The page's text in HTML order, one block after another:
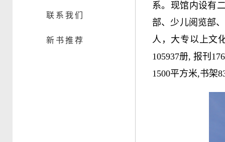
联系我们
新书推荐
系。现馆内设有
部、少儿阅览部
人，大专以上文
105937册, 报刊
1500平方米,书架